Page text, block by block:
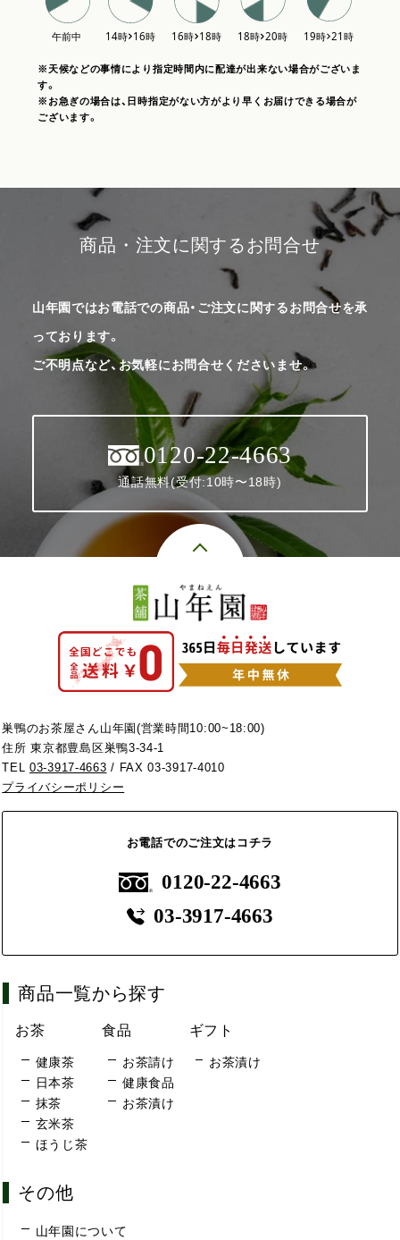
※天候などの事情により指定時間内に配達が出来ない場合がございま
す。
※お急ぎの場合は、日時指定がない方がより早くお届けできる場合が
ございます。
商品・注文に関するお問合せ
山年園ではお電話での商品・ご注文に関するお問合せを承
っております。
ご不明点など、お気軽にお問合せくださいませ。
0120-22-4663
通話無料(受付:10時〜18時)
巣鴨のお茶屋さん山年園(営業時間10:00~18:00)
住所 東京都豊島区巣鴨3-34-1
TEL03-3917-4663 / FAX 03-3917-4010
プライバシーポリシー
お電話でのご注文はコチラ
0120-22-4663
03-3917-4663
商品一覧から探す
お茶
健康茶
日本茶
抹茶
玄米茶
ほうじ茶
食品
お茶請け
健康食品
お茶漬け
ギフト
お茶漬け
その他
山年園について